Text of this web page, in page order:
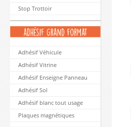
Stop Trottoir
Adhésif Véhicule
Adhésif Vitrine
Adhésif Enseigne Panneau
Adhésif Sol
Adhésif blanc tout usage
Plaques magnétiques